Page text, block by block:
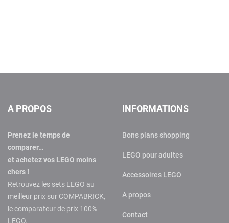
A PROPOS
Prenez le temps de
comparer…
et achetez vos LEGO moins
chers !
Retrouvez les sets LEGO au
meilleur prix sur COMPABRICK,
le comparateur de prix 100%
LEGO.
INFORMATIONS
Bons plans shopping
LEGO pour adultes
Accessoires LEGO
A propos
Contact